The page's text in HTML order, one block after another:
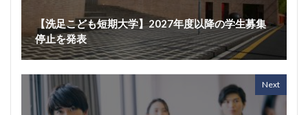
【洗足こども短期大学】2027年度以降の学生募集
停止を発表
Next